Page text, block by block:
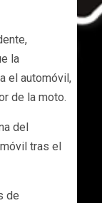
la
el automóvil,
de la moto.
del
tras el
de